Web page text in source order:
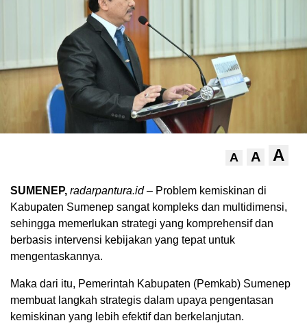
A A A
SUMENEP, radarpantura.id– Problem kemiskinan di
Kabupaten Sumenep sangat kompleks dan multidimensi,
sehingga memerlukan strategi yang komprehensif dan
berbasis intervensi kebijakan yang tepat untuk
mengentaskannya.
Maka dari itu, Pemerintah Kabupaten (Pemkab) Sumenep
membuat langkah strategis dalam upaya pengentasan
kemiskinan yang lebih efektif dan berkelanjutan.